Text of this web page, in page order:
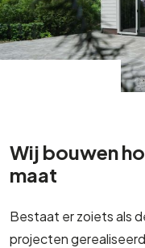
Wij bouwen
maat
Bestaat er zoiets als
projecten